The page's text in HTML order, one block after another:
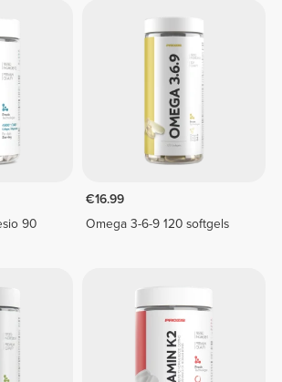
90
€16.99
Omega 3-6-9 120 softgels